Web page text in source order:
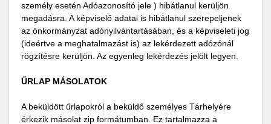
személy esetén Adóazonosító jele ) hibátlanul kerüljön
megadásra. A képviselő adatai is hibátlanul szerepeljenek
az önkormányzat adónyilvántartásában, és a képviseleti jog
(ideértve a meghatalmazást is) az lekérdezett adózónál
rögzítésre kerüljön. Az egyenleg lekérdezés jelölt legyen.
ŰRLAP MÁSOLATOK
A beküldött űrlapokról a beküldő személyes Tárhelyére
érkezik másolat zip formátumban. Ez tartalmazza a